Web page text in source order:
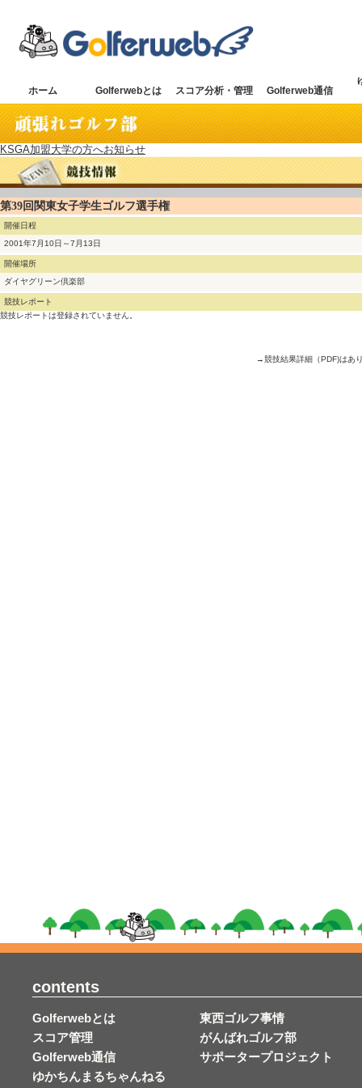
ホーム Golferwebとは スコア分析・管理 Golferweb通信
KSGA加盟大学の方へお知らせ
第39回関東女子学生ゴルフ選手権
開催日程
2001年7月10日～7月13日
開催場所
ダイヤグリーン倶楽部
競技レポート
競技レポートは登録されていません。
→競技結果詳細（PDF)はあ
contents
Golferwebとは
スコア管理
Golferweb通信
ゆかちんまるちゃんねる
東西ゴルフ事情
がんばれゴルフ部
サポータープロジェクト